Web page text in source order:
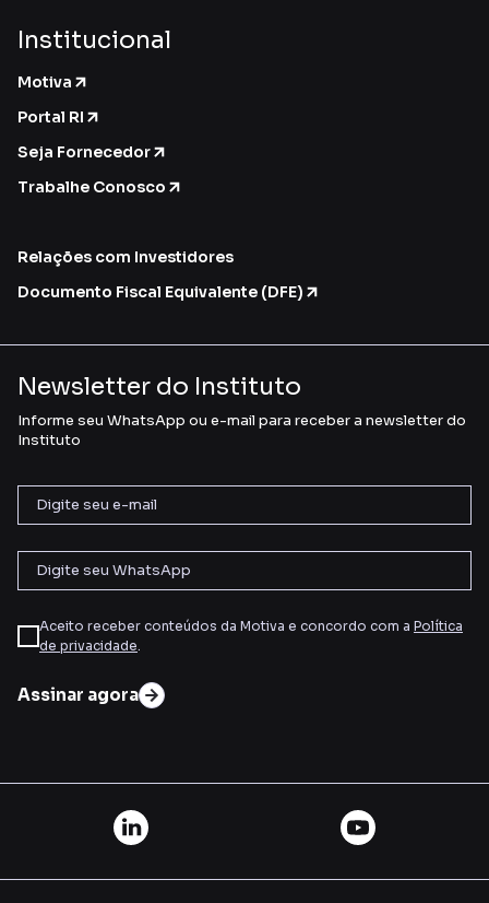
Institucional
Motiva
Portal RI
Seja Fornecedor
Trabalhe Conosco
Relações com Investidores
Documento Fiscal Equivalente (DFE)
Newsletter do Instituto
Informe seu WhatsApp ou e-mail para receber a newsletter do
Instituto
Aceito receber conteúdos da Motiva e concordo com a Política
de privacidade.
Assinar agora